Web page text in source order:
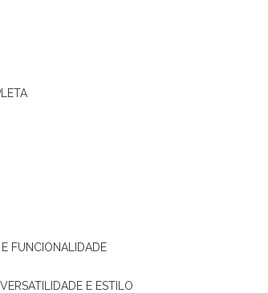
FUNCIONALIDADE
E ESTILO